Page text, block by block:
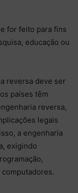
for feito para fins
educação ou
reversa deve ser
países têm
reversa,
legais
a engenharia
exigindo